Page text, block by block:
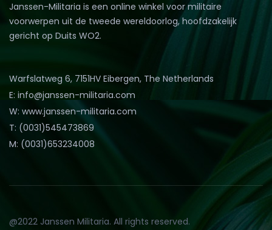
Janssen-Militaria is een online winkel voor militaire
voorwerpen uit de tweede wereldoorlog, hoofdzakelijk
gericht op Duits WO2.
Warfslatweg 6, 7151HV Eibergen, The Netherlands
E: info@janssen-militaria.com
W: www.janssen-militaria.com
T: (0031)545473869
M: (0031)653234008
@2022 Janssen Militaria. All rights reserved.